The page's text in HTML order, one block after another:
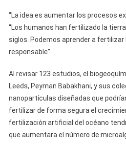
“La idea es aumentar los procesos
“Los humanos han fertilizado la
siglos. Podemos aprender a
responsable”.
Al revisar 123 estudios, el
Leeds, Peyman Babakhani, y sus
nanopartículas diseñadas que
fertilizar de forma segura el
fertilización artificial del océano
que aumentara el número de